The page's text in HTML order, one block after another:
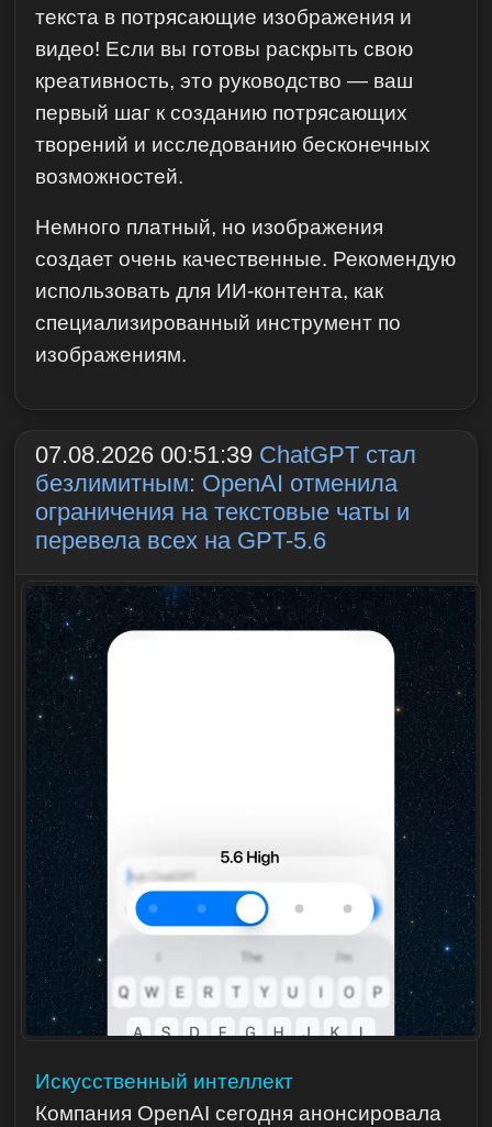
текста в потрясающие изображения и
видео! Если вы готовы раскрыть свою
креативность, это руководство — ваш
первый шаг к созданию потрясающих
творений и исследованию бесконечных
возможностей.
Немного платный, но изображения
создает очень качественные. Рекомендую
использовать для ИИ-контента, как
специализированный инструмент по
изображениям.
07.08.2026 00:51:39 ChatGPT стал
безлимитным: OpenAI отменила
ограничения на текстовые чаты и
перевела всех на GPT-5.6
Искусственный интеллект
Компания OpenAI сегодня анонсировала